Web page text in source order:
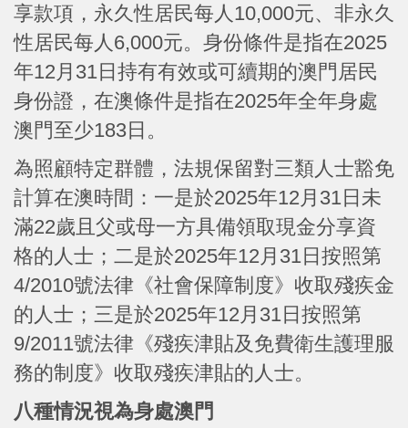
享款項，永久性居民每人10,000元、非永久
性居民每人6,000元。身份條件是指在2025
年12月31日持有有效或可續期的澳門居民
身份證，在澳條件是指在2025年全年身處
澳門至少183日。
為照顧特定群體，法規保留對三類人士豁免
計算在澳時間：一是於2025年12月31日未
滿22歲且父或母一方具備領取現金分享資
格的人士；二是於2025年12月31日按照第
4/2010號法律《社會保障制度》收取殘疾金
的人士；三是於2025年12月31日按照第
9/2011號法律《殘疾津貼及免費衛生護理服
務的制度》收取殘疾津貼的人士。
八種情況視為身處澳門